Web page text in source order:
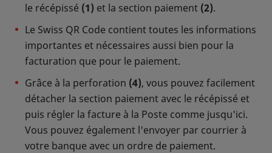
le récépissé (1) et la section paiement (2).
Le Swiss QR Code contient toutes les informations
importantes et nécessaires aussi bien pour la
facturation que pour le paiement.
Grâce à la perforation (4), vous pouvez facilement
détacher la section paiement avec le récépissé et
puis régler la facture à la Poste comme jusqu'ici.
Vous pouvez également l'envoyer par courrier à
votre banque avec un ordre de paiement.